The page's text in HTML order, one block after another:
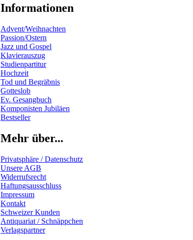
Informationen
Advent/Weihnachten
Passion/Ostern
Jazz und Gospel
Klavierauszug
Studienpartitur
Hochzeit
Tod und Begräbnis
Gotteslob
Ev. Gesangbuch
Komponisten Jubiläen
Bestseller
Mehr über...
Privatsphäre / Datenschutz
Unsere AGB
Widerrufsrecht
Haftungsausschluss
Impressum
Kontakt
Schweizer Kunden
Antiquariat / Schnäppchen
Verlagspartner